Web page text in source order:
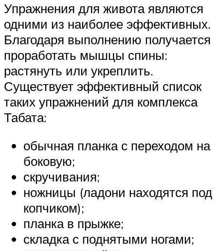
Упражнения для живота являются
одними из наиболее эффективных.
Благодаря выполнению получается
проработать мышцы спины:
растянуть или укреплить.
Существует эффективный список
таких упражнений для комплекса
Табата:
обычная планка с переходом на
боковую;
скручивания;
ножницы (ладони находятся под
копчиком);
планка в прыжке;
складка с поднятыми ногами;